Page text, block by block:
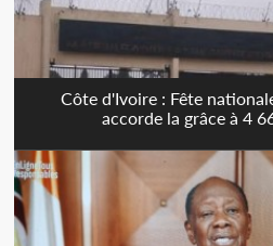
Côte d'Ivoire : Fête
accorde la grâce à 4